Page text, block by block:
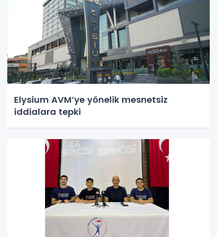
Elysium AVM’ye yönelik mesnetsiz
iddialara tepki